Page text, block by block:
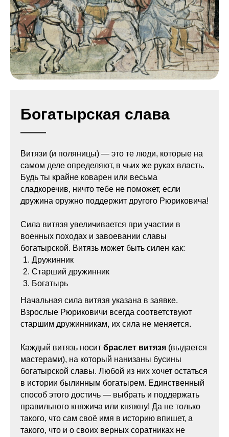
Богатырская слава
Витязи (и поляницы) — это те люди, которые на
самом деле определяют, в чьих же руках власть.
Будь ты крайне коварен или весьма
сладкоречив, ничто тебе не поможет, если
дружина оружно поддержит другого Рюриковича!
Сила витязя увеличивается при участии в
военных походах и завоевании славы
богатырской. Витязь может быть силен как:
Дружинник
Старший дружинник
Богатырь
Начальная сила витязя указана в заявке.
Взрослые Рюриковичи всегда соответствуют
старшим дружинникам, их сила не меняется.
Каждый витязь носит браслет витязя (выдается
мастерами), на который нанизаны бусины
богатырской славы. Любой из них хочет остаться
в истории былинным богатырем. Единственный
способ этого достичь — выбрать и поддержать
правильного княжича или княжну! Да не только
такого, что сам своё имя в историю впишет, а
такого, что и о своих верных соратниках не